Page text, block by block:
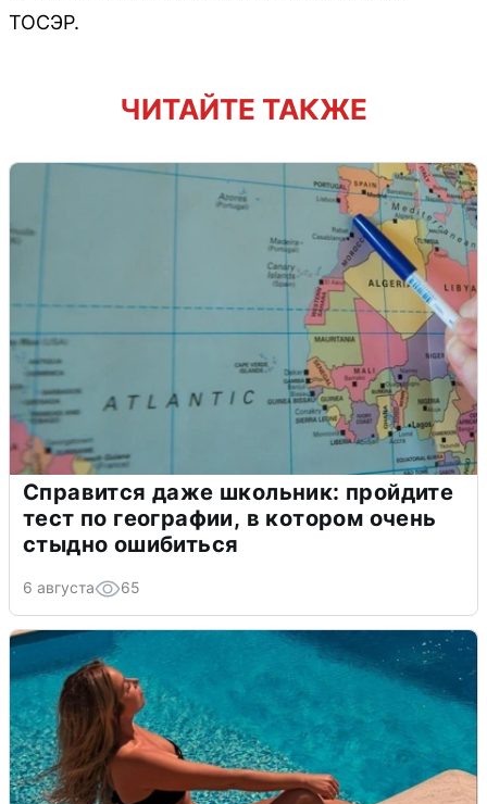
ТОСЭР.
ЧИТАЙТЕ ТАКЖЕ
Справится даже школьник: пройдите
тест по географии, в котором очень
стыдно ошибиться
6 августа 65